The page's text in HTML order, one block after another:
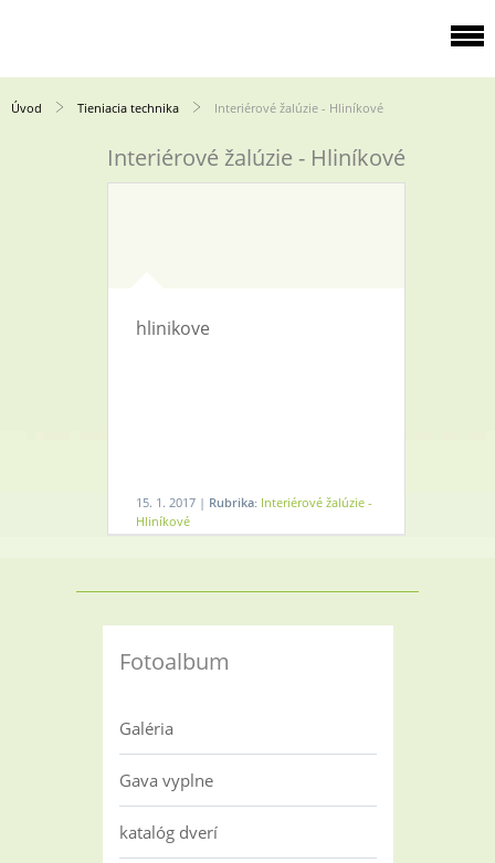
Úvod Tieniacia technika Interiérové žalúzie - Hliníkové
Interiérové žalúzie - Hliníkové
hlinikove
15. 1. 2017 | Rubrika: Interiérové žalúzie -
Hliníkové
Fotoalbum
Galéria
Gava vyplne
katalóg dverí